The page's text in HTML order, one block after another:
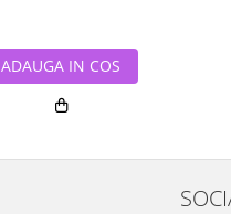
ADAUGA IN COS